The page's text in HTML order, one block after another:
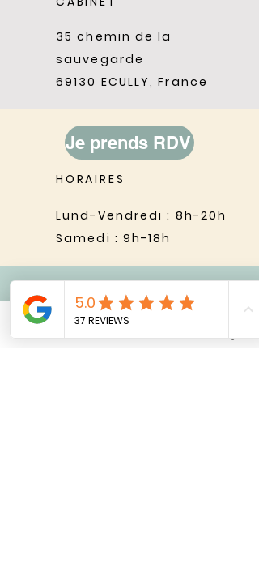
35 chemin de la
sauvegarde
69130 ECULLY, France
Je prends RDV
HORAIRES
Lund-Vendredi : 8h-20h
Samedi : 9h-18h
cbrunellenaturo@gmail.com